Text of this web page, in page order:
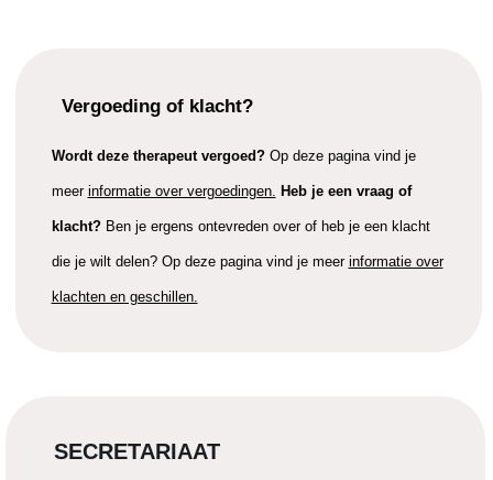
Vergoeding of klacht?
Wordt deze therapeut vergoed?Op deze pagina vind je
meer informatie over vergoedingen. Heb je een vraag of
klacht? Ben je ergens ontevreden over of heb je een klacht
die je wilt delen? Op deze pagina vind je meer informatie over
klachten en geschillen.
SECRETARIAAT